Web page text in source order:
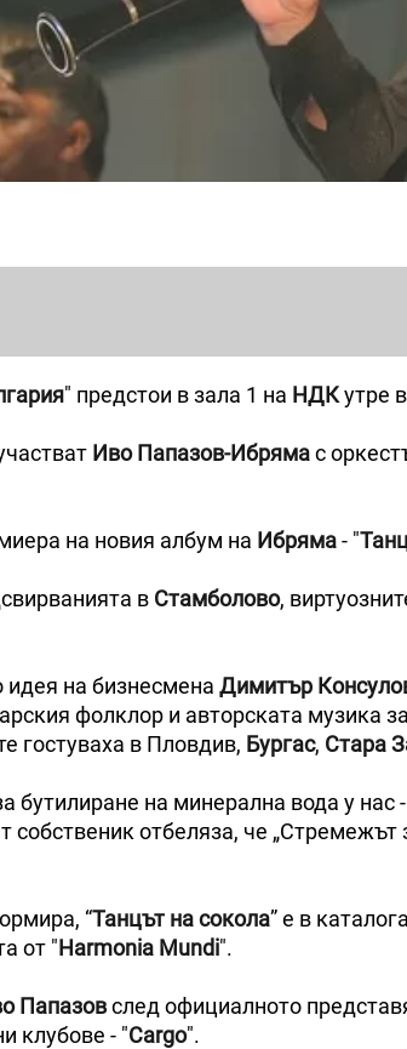
" предстои в зала 1 на НДКутре
Иво Папазов-Ибрямас
на новия албум на Ибряма- "
в Стамболово,
идея на бизнесмена Димитър
фолклор и авторската музика
гостуваха в Пловдив, Бургас, Стара
бутилиране на минерална вода у нас -
отбеляза, че
“Танцът на сокола” е в
от "Harmonia Mundi".
Папазовслед официалното
клубове - "Cargo".